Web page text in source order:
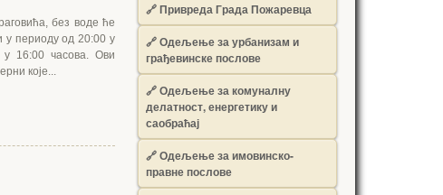
без воде ће
у периоду од 20:00 у
у 16:00 часова. Ови
које...
🔗Привреда Града Пожаревца
🔗Одељење за урбанизам и
грађевинске послове
🔗Одељење за комуналну
делатност, енергетику и
саобраћај
🔗Одељење за имовинско-
правне послове